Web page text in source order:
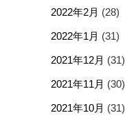
2022年2月 (28)
2022年1月 (31)
2021年12月 (31)
2021年11月 (30)
2021年10月 (31)